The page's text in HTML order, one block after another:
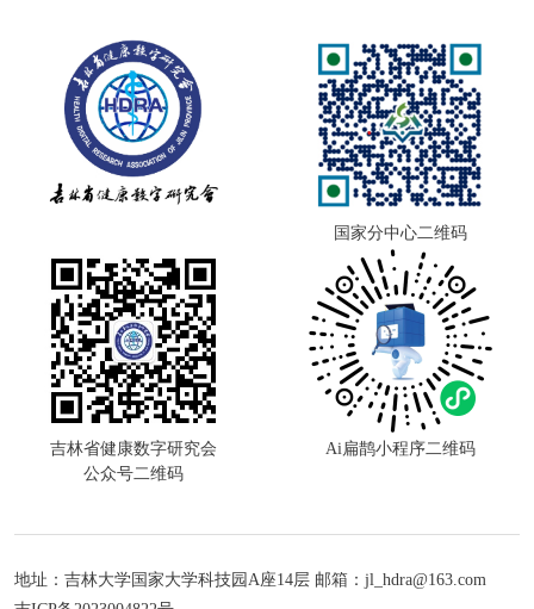
国家分中心二维码
吉林省健康数字研究会
公众号二维码
Ai扁鹊小程序二维码
地址：吉林大学国家大学科技园A座14层 邮箱：jl_hdra@163.com